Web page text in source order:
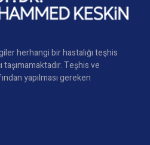
herhangi bir hastalığı teşhis
Teşhis ve
yapılması gereken